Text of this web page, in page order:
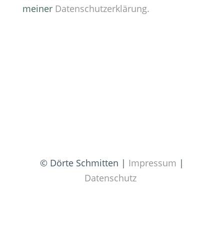
meiner Datenschutzerklärung.
© Dörte Schmitten | Impressum |
Datenschutz